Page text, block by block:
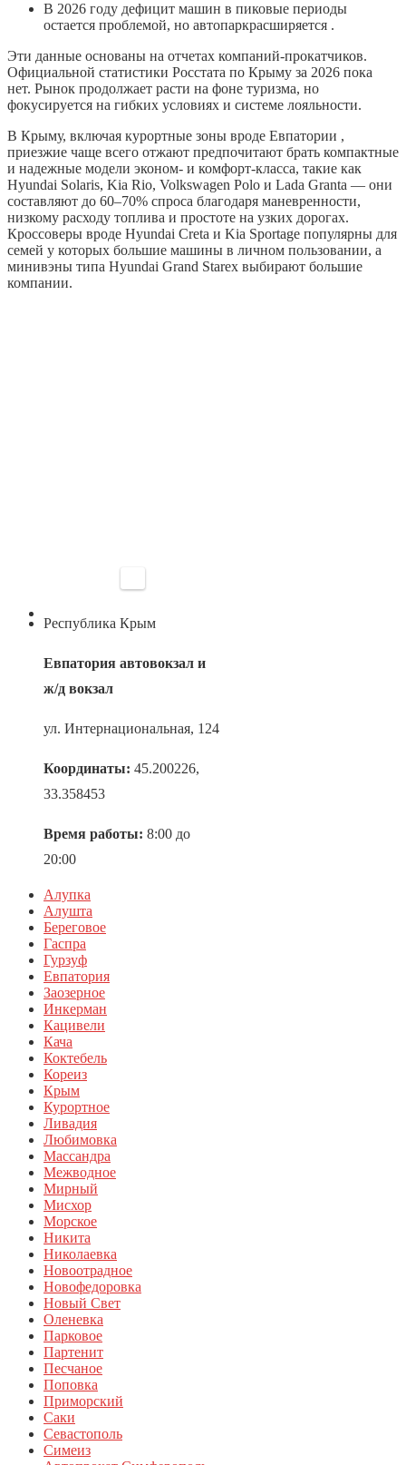
В 2026 году дефицит машин в пиковые периоды
остается проблемой, но автопаркрасширяется .
Эти данные основаны на отчетах компаний-прокатчиков.
Официальной статистики Росстата по Крыму за 2026 пока
нет. Рынок продолжает расти на фоне туризма, но
фокусируется на гибких условиях и системе лояльности.
В Крыму, включая курортные зоны вроде Евпатории ,
приезжие чаще всего отжают предпочитают брать компактные
и надежные модели эконом- и комфорт-класса, такие как
Hyundai Solaris, Kia Rio, Volkswagen Polo и Lada Granta — они
составляют до 60–70% спроса благодаря маневренности,
низкому расходу топлива и простоте на узких дорогах.
Кроссоверы вроде Hyundai Creta и Kia Sportage популярны для
семей у которых большие машины в личном пользовании, а
минивэны типа Hyundai Grand Starex выбирают большие
компании.
Республика Крым
Евпатория автовокзал и
ж/д вокзал
ул. Интернациональная, 124
Координаты: 45.200226,
33.358453
Время работы: 8:00 до
20:00
Алупка
Алушта
Береговое
Гаспра
Гурзуф
Евпатория
Заозерное
Инкерман
Кацивели
Кача
Коктебель
Кореиз
Крым
Курортное
Ливадия
Любимовка
Массандра
Межводное
Мирный
Мисхор
Морское
Никита
Николаевка
Новоотрадное
Новофедоровка
Новый Свет
Оленевка
Парковое
Партенит
Песчаное
Поповка
Приморский
Саки
Севастополь
Симеиз